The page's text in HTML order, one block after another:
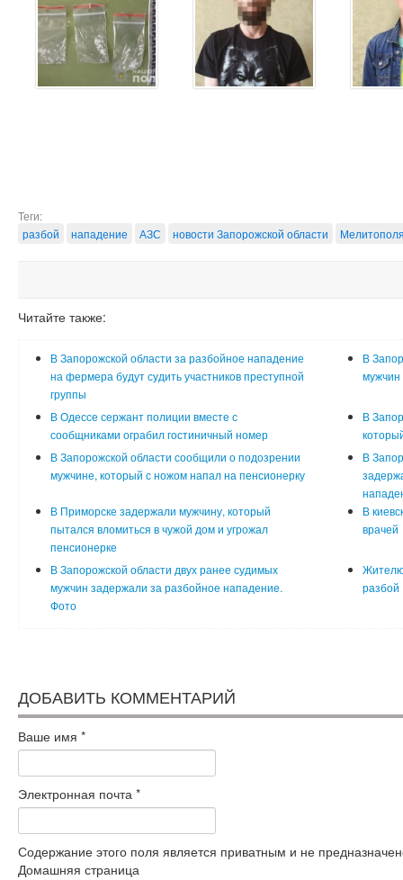
Теги:
разбой
нападение АЗС новости Запорожской области
Читайте также:
В Запорожской области за разбойное нападение
на фермера будут судить участников преступной
группы
В
мужчин
В Одессе сержант полиции вместе с
сообщниками ограбил гостиничный номер
В
В Запорожской области сообщили о подозрении
мужчине, который с ножом напал на пенсионерку
В
В Приморске задержали мужчину, который
пытался вломиться в чужой дом и угрожал
пенсионерке
В
врачей
В Запорожской области двух ранее судимых
мужчин задержали за разбойное нападение.
Фото
Жителю
разбой
ДОБАВИТЬ КОММЕНТАРИЙ
Ваше имя *
Электронная почта *
Содержание этого поля является приватным и не
Домашняя страница